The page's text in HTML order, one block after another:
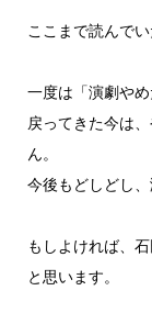
ここまで読んで
一度は「演劇や
戻ってきた今は
ん。
今後もどしどし
もしよければ、
と思います。